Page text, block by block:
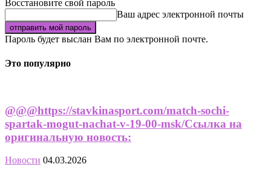
Восстановите свой пароль
Ваш адрес электронной почты
Пароль будет выслан Вам по электронной почте.
Это популярно
@@@https://stavkinasport.com/match-sochi-
spartak-mogut-nachat-v-19-00-msk/Ссылка на
оригинальную новость:
Новости 04.03.2026